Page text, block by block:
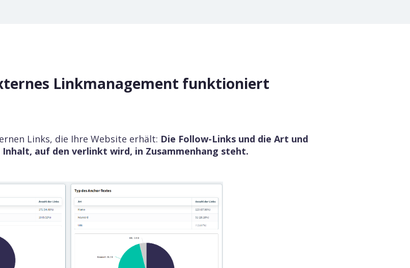
Linkmanagement funktioniert
Links, die Ihre Website erhält: Die Follow-Links und die Art und
auf den verlinkt wird, in Zusammenhang steht.